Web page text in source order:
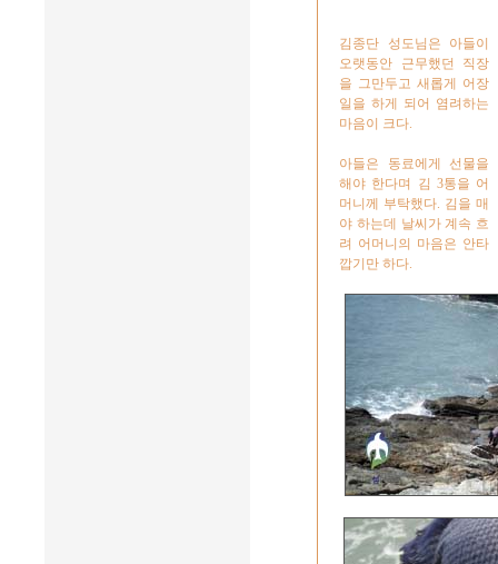
김종단 성도님은 아들이
오랫동안 근무했던 직장
을 그만두고 새롭게 어장
일을 하게 되어 염려하는
마음이 크다.
아들은 동료에게 선물을
해야 한다며 김 3통을 어
머니께 부탁했다. 김을 매
야 하는데 날씨가 계속 흐
려 어머니의 마음은 안타
깝기만 하다.